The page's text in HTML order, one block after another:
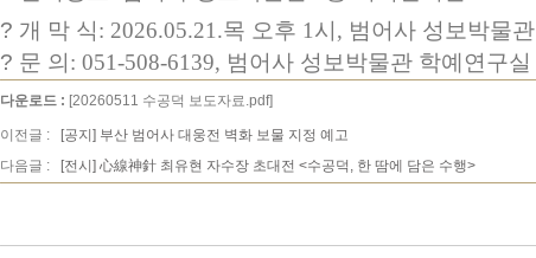
? 개 막 식: 2026.05.21.목 오후 1 시 , 범어사 성보박물관
? 문 의 : 051-508-6139, 범어사 성보박물관 학예연구실
다운로드 : [20260511 수공덕 보도자료.pdf]
이전글 :
[공지] 부산 범어사 대웅전 벽화 보물 지정 예고
다음글 :
[전시] 心線神針 최유현 자수장 초대전 <수공덕, 한 땀에 담은 수행>